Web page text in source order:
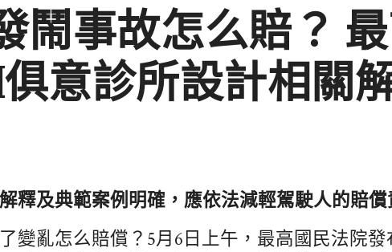
鬧事故怎么賠？
意診所設計相關
釋及典範案例明確，應依法減輕駕駛人的賠
變亂怎么賠償？5月6日上午，最高國民法院發